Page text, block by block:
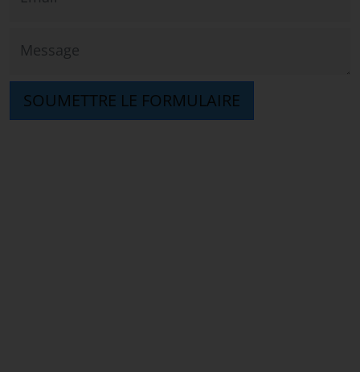
Message
SOUMETTRE LE FORMULAIRE